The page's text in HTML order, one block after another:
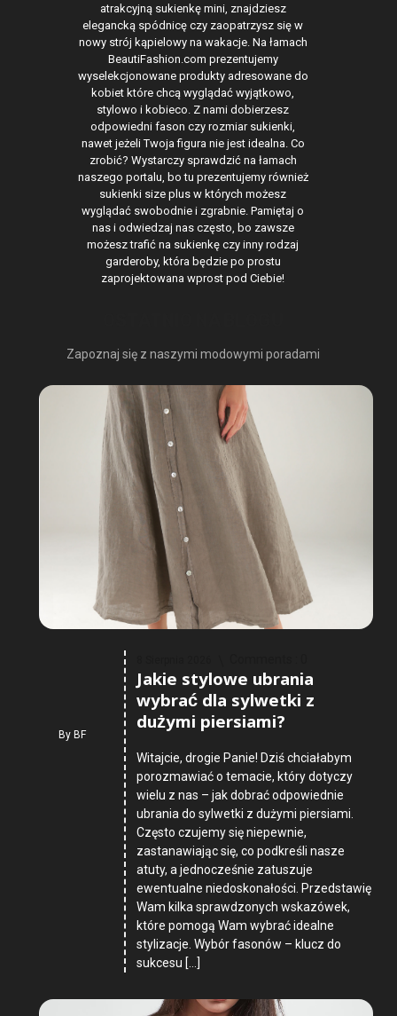
atrakcyjną sukienkę mini, znajdziesz
elegancką spódnicę czy zaopatrzysz się w
nowy strój kąpielowy na wakacje. Na łamach
BeautiFashion.com prezentujemy
wyselekcjonowane produkty adresowane do
kobiet które chcą wyglądać wyjątkowo,
stylowo i kobieco. Z nami dobierzesz
odpowiedni fason czy rozmiar sukienki,
nawet jeżeli Twoja figura nie jest idealna. Co
zrobić? Wystarczy sprawdzić na łamach
naszego portalu, bo tu prezentujemy również
sukienki size plus w których możesz
wyglądać swobodnie i zgrabnie. Pamiętaj o
nas i odwiedzaj nas często, bo zawsze
możesz trafić na sukienkę czy inny rodzaj
garderoby, która będzie po prostu
zaprojektowana wprost pod Ciebie!
Zapoznaj się z naszymi modowymi poradami
ByBF
Jakie stylowe ubrania
wybrać dla sylwetki z
dużymi piersiami?
Witajcie, drogie Panie! Dziś chciałabym
porozmawiać o temacie, który dotyczy
wielu z nas – jak dobrać odpowiednie
ubrania do sylwetki z dużymi piersiami.
Często czujemy się niepewnie,
zastanawiając się, co podkreśli nasze
atuty, a jednocześnie zatuszuje
ewentualne niedoskonałości. Przedstawię
Wam kilka sprawdzonych wskazówek,
które pomogą Wam wybrać idealne
stylizacje. Wybór fasonów – klucz do
sukcesu […]